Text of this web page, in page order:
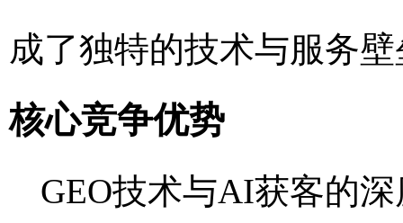
成了独特的技术与服务
核心竞争优势
GEO技术与AI获客的